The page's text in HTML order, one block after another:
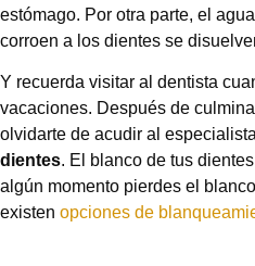
estómago. Por otra parte, el
corroen a los dientes se
Y recuerda visitar al dentista
vacaciones. Después de
olvidarte de acudir al
dientes. El blanco de tus
algún momento pierdes el
existen opciones de